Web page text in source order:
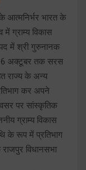
आत्मनिर्भर भारत के
ग्राम्य विकास
में श्री गुरुनानक
अक्टूबर तक सरस
राज्य के अन्य
कर अपने
पर सांस्कृतिक
ग्राम्य विकास
के रूप में प्रतिभाग
राजपुर विधानसभा